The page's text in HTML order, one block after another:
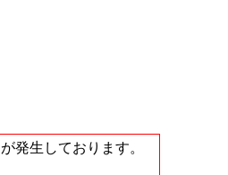
発生しております。